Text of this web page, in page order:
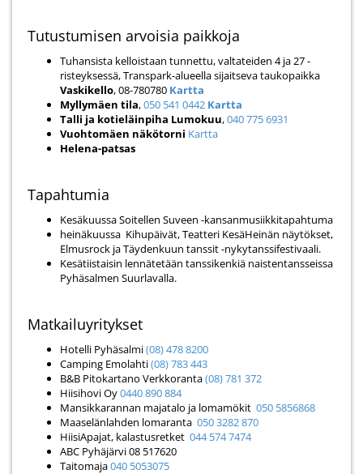
Tutustumisen arvoisia paikkoja
Tuhansista kelloistaan tunnettu, valtateiden 4 ja 27 -
risteyksessä, Transpark-alueella sijaitseva taukopaikka
Vaskikello, 08-780780 Kartta
Myllymäen tila,050 541 0442 Kartta
Talli ja kotieläinpiha Lumokuu,040 775 6931
Vuohtomäen näkötorni Kartta
Helena-patsas
Tapahtumia
Kesäkuussa Soitellen Suveen -kansanmusiikkitapahtuma
heinäkuussa Kihupäivät, Teatteri KesäHeinän näytökset,
Elmusrock ja Täydenkuun tanssit -nykytanssifestivaali.
Kesätiistaisin lennätetään tanssikenkiä naistentansseissa
Pyhäsalmen Suurlavalla.
Matkailuyritykset
Hotelli Pyhäsalmi(08) 478 8200
Camping Emolahti(08) 783 443
B&B Pitokartano Verkkoranta(08) 781 372
Hiisihovi Oy0440 890 884
Mansikkarannan majatalo ja lomamökit 050 5856868
Maaselänlahden lomaranta 050 3282 870
HiisiApajat, kalastusretket 044 574 7474
ABC Pyhäjärvi 08 517620
Taitomaja040 5053075